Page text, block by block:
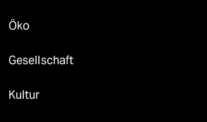
Öko
Gesellschaft
Kultur